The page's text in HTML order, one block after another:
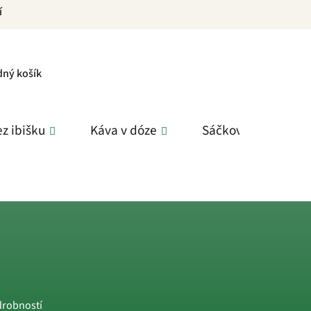
košík
ibišku Káva v dóze Sáčkové čaje